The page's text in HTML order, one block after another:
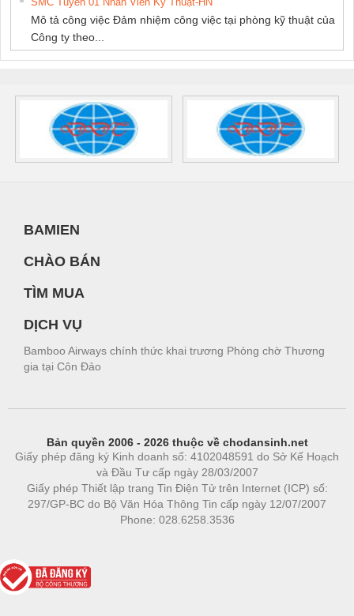
Mô tả công việc Đảm nhiệm công việc tại phòng kỹ thuật của
Công ty theo...
BAMIEN
CHÀO BÁN
TÌM MUA
DỊCH VỤ
Bamboo Airways chính thức khai trương Phòng chờ Thương
gia tại Côn Đảo
Bản quyền 2006 - 2026 thuộc về chodansinh.net
Giấy phép đăng ký Kinh doanh số: 4102048591 do Sở Kế Hoạch
và Đầu Tư cấp ngày 28/03/2007
Giấy phép Thiết lập trang Tin Điện Tử trên Internet (ICP) số:
297/GP-BC do Bộ Văn Hóa Thông Tin cấp ngày 12/07/2007
Phone: 028.6258.3536